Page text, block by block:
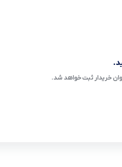
خریدار ثبت خواهد شد.